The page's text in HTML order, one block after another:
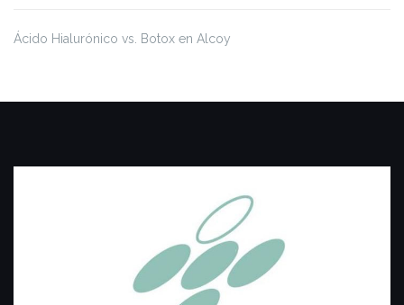
Ácido Hialurónico vs. Botox en Alcoy